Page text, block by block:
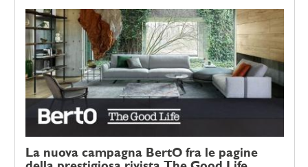
La nuova campagna BertO fra le pagine